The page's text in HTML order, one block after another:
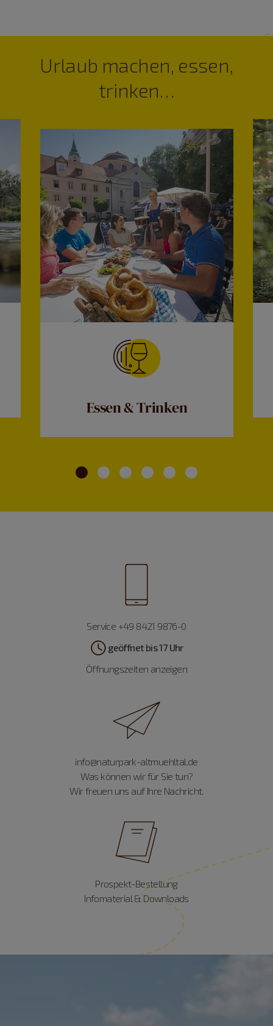
Urlaub machen, essen,
trinken…
Essen & Trinken
Service +49 8421 9876-0
geöffnet bis 17 Uhr
Öffnungszeiten anzeigen
info@naturpark-altmuehltal.de
Was können wir für Sie tun?
Wir freuen uns auf Ihre Nachricht.
Prospekt-Bestellung
Infomaterial & Downloads